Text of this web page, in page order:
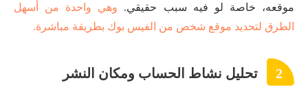
موقعه، خاصة لو فيه سبب حقيقي. وهي واحدة من أسهل
الطرق لتحديد موقع شخص من الفيس بوك بطريقة مباشرة.
2 تحليل نشاط الحساب ومكان النشر